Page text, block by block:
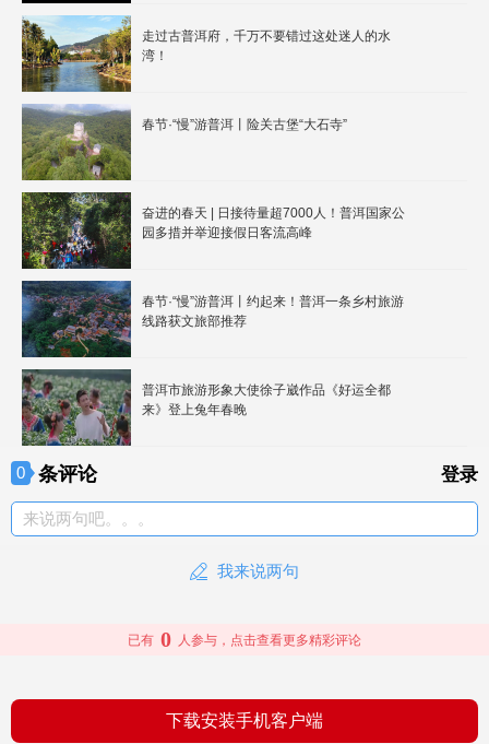
走过古普洱府，千万不要错过这处迷人的水
湾！
春节·“慢”游普洱丨险关古堡“大石寺”
奋进的春天 | 日接待量超7000人！普洱国家公
园多措并举迎接假日客流高峰
春节·“慢”游普洱丨约起来！普洱一条乡村旅游
线路获文旅部推荐
普洱市旅游形象大使徐子崴作品《好运全都
来》登上兔年春晚
0 条评论 登录
来说两句吧。。。
我来说两句
已有 0 人参与，点击查看更多精彩评论
下载安装手机客户端